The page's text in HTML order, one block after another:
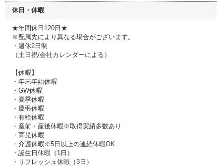
休日・休暇
★年間休日120日★
※配属先により異なる場合がございます。
・週休2日制
（土日祝/会社カレンダーによる）
【休暇】
・年末年始休暇
・GW休暇
・夏季休暇
・慶弔休暇
・有給休暇
・産前・産後休暇※取得実績多数あり
・育児休暇
・介護休暇※5日以上の連続休暇OK
・誕生日休暇（1日）
・リフレッシュ休暇（3日）